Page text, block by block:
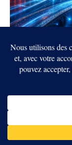
ACTUALITÉS 6
Crypto :
Uni
les
Washington et
de limiter la